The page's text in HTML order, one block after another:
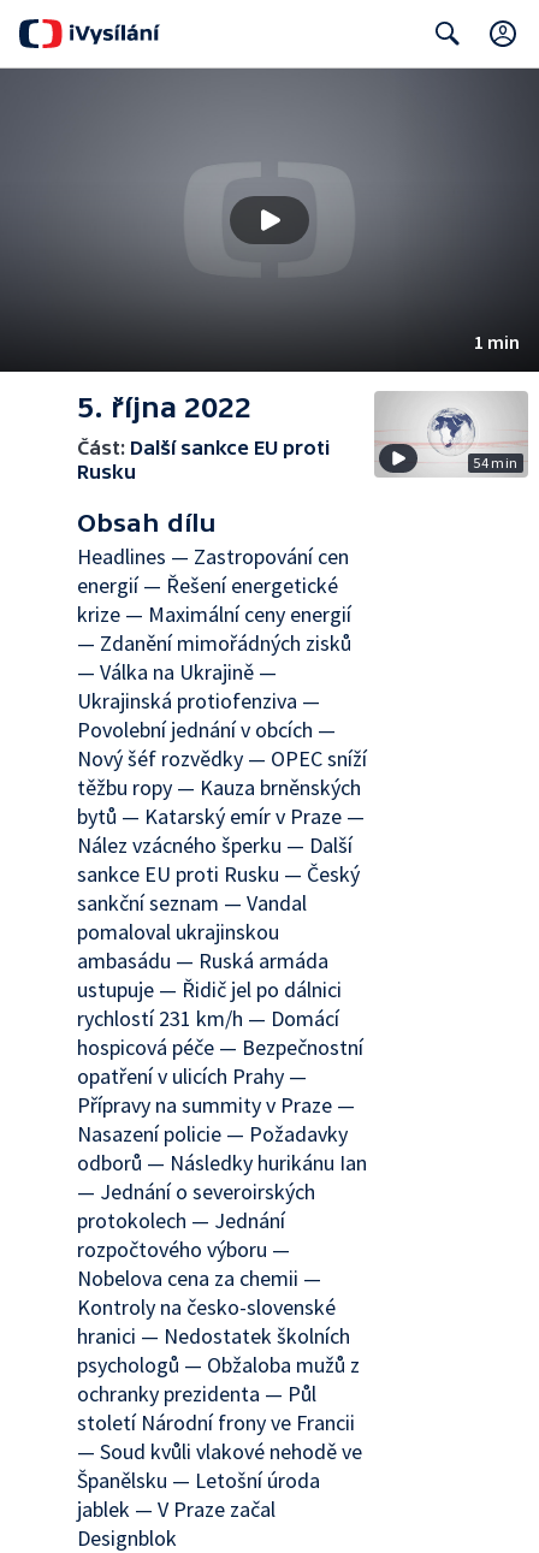
1 min
5. října 2022
Část: Další sankce EU proti
Rusku
Obsah dílu
Headlines — Zastropování cen
energií — Řešení energetické
krize — Maximální ceny energií
— Zdanění mimořádných zisků
— Válka na Ukrajině —
Ukrajinská protiofenziva —
Povolební jednání v obcích —
Nový šéf rozvědky — OPEC sníží
těžbu ropy — Kauza brněnských
bytů — Katarský emír v Praze —
Nález vzácného šperku — Další
sankce EU proti Rusku — Český
sankční seznam — Vandal
pomaloval ukrajinskou
ambasádu — Ruská armáda
ustupuje — Řidič jel po dálnici
rychlostí 231 km/h — Domácí
hospicová péče — Bezpečnostní
opatření v ulicích Prahy —
Přípravy na summity v Praze —
Nasazení policie — Požadavky
odborů — Následky hurikánu Ian
— Jednání o severoirských
protokolech — Jednání
rozpočtového výboru —
Nobelova cena za chemii —
Kontroly na česko-slovenské
hranici — Nedostatek školních
psychologů — Obžaloba mužů z
ochranky prezidenta — Půl
století Národní frony ve Francii
— Soud kvůli vlakové nehodě ve
Španělsku — Letošní úroda
jablek — V Praze začal
Designblok
54 min